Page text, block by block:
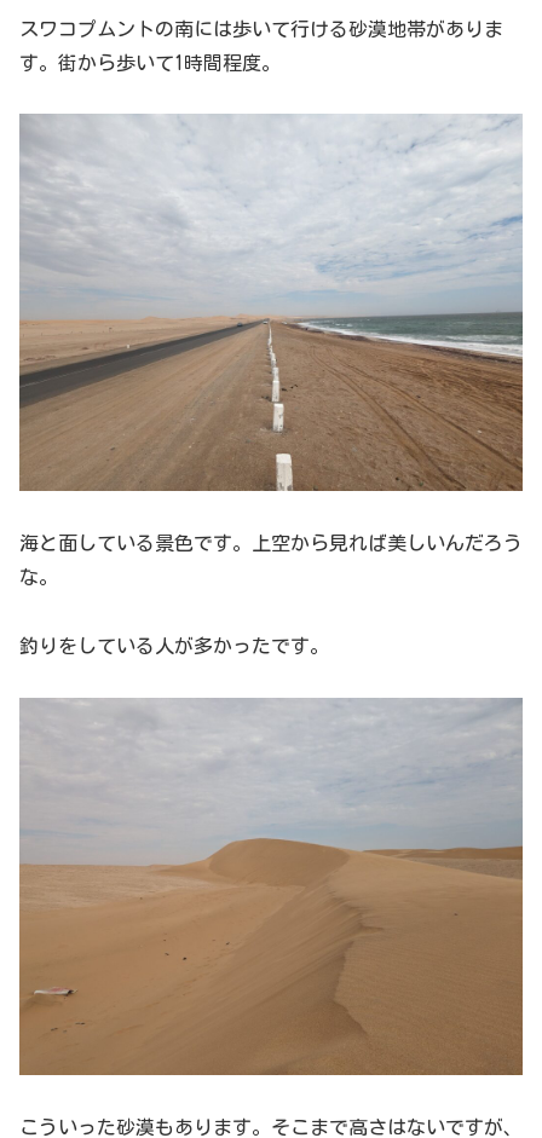
スワコプムントの南には歩いて行ける砂漠地帯がありま
す。街から歩いて1時間程度。
海と面している景色です。上空から見れば美しいんだろう
な。
釣りをしている人が多かったです。
こういった砂漠もあります。そこまで高さはないですが、